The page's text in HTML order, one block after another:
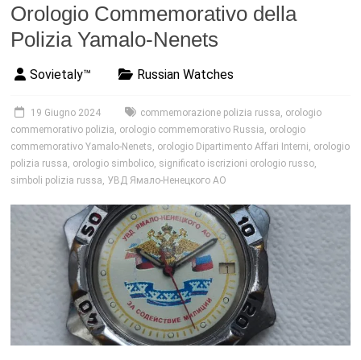
Orologio Commemorativo della
Polizia Yamalo-Nenets
Sovietaly™ Russian Watches
19 Giugno 2024 commemorazione polizia russa, orologio
commemorativo polizia, orologio commemorativo Russia, orologio
commemorativo Yamalo-Nenets, orologio Dipartimento Affari Interni, orologio
polizia russa, orologio simbolico, significato iscrizioni orologio russo,
simboli polizia russa, УВД Ямало-Ненецкого АО